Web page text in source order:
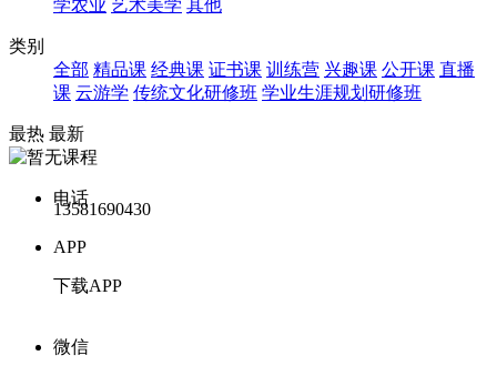
学农业 艺术美学 其他
类别
全部 精品课 经典课 证书课 训练营 兴趣课 公开课 直播
课 云游学 传统文化研修班 学业生涯规划研修班
最热 最新
电话
13581690430
APP
下载APP
微信